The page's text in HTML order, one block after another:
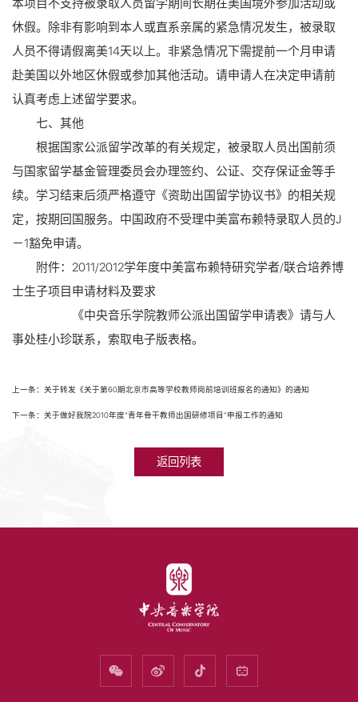
本项目不支持被录取人员留学期间长期在美国境外参加活动或
休假。除非有影响到本人或直系亲属的紧急情况发生，被录取
人员不得请假离美14天以上。非紧急情况下需提前一个月申请
赴美国以外地区休假或参加其他活动。请申请人在决定申请前
认真考虑上述留学要求。
七、其他
根据国家公派留学改革的有关规定，被录取人员出国前须
与国家留学基金管理委员会办理签约、公证、交存保证金等手
续。学习结束后须严格遵守《资助出国留学协议书》的相关规
定，按期回国服务。中国政府不受理中美富布赖特录取人员的J
－1豁免申请。
附件：2011/2012学年度中美富布赖特研究学者/联合培养博
士生子项目申请材料及要求
《中央音乐学院教师公派出国留学申请表》请与人
事处桂小珍联系，索取电子版表格。
上一条：关于转发《关于第60期北京市高等学校教师岗前培训班报名的通知》的通知
下一条：关于做好我院2010年度“青年骨干教师出国研修项目”申报工作的通知
返回列表